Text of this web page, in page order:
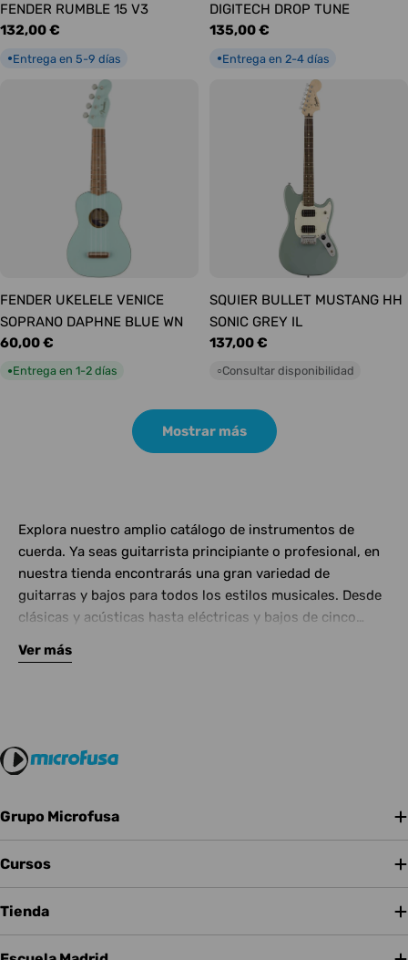
FENDER RUMBLE 15 V3
Precio
132,00 €
●Entrega en 5-9 días
DIGITECH DROP TUNE
Precio
135,00 €
●Entrega en 2-4 días
FENDER UKELELE VENICE
SOPRANO DAPHNE BLUE WN
Precio
habitual
60,00 €
●Entrega en 1-2 días
SQUIER BULLET MUSTANG HH
SONIC GREY IL
Precio
habitual
137,00 €
○Consultar disponibilidad
Mostrar más
Explora nuestro amplio catálogo de instrumentos de
cuerda. Ya seas guitarrista principiante o profesional, en
nuestra tienda encontrarás una gran variedad de
guitarras y bajos para todos los estilos musicales. Desde
clásicas y acústicas hasta eléctricas y bajos de cinco
Complementa tu instrumento con amplificadores de
Ver más
Grupo Microfusa
Cursos
Tienda